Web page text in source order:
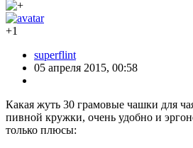
+1
superflint
05 апреля 2015, 00:58
Какая жуть 30 грамовые чашки для
пивной кружки, очень удобно и
только плюсы: